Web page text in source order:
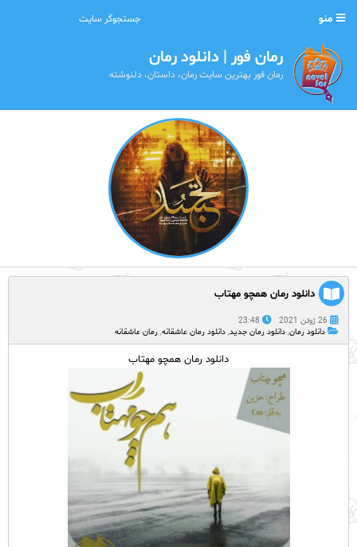
منو
رمان فور | دانلود رمان
رمان فور بهترین سایت رمان، داستان، دلنوشته
دانلود رمان همچو مهتاب
26 ژوئن 2021
23:48
دانلود رمان, دانلود رمان جدید, دانلود رمان عاشقانه, رمان عاشقانه
دانلود رمان همچو مهتاب